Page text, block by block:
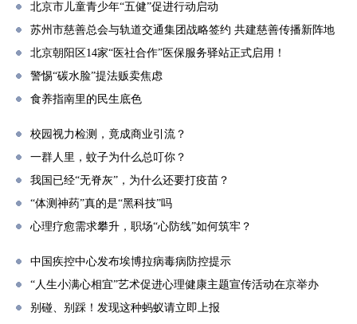
北京市儿童青少年“五健”促进行动启动
苏州市慈善总会与轨道交通集团战略签约 共建慈善传播新阵地
北京朝阳区14家“医社合作”医保服务驿站正式启用！
警惕“碳水脸”提法贩卖焦虑
食养指南里的民生底色
校园视力检测，竟成商业引流？
一群人里，蚊子为什么总叮你？
我国已经“无脊灰”，为什么还要打疫苗？
“体测神药”真的是“黑科技”吗
心理疗愈需求攀升，职场“心防线”如何筑牢？
中国疾控中心发布埃博拉病毒病防控提示
“人生小满心相宜”艺术促进心理健康主题宣传活动在京举办
别碰、别踩！发现这种蚂蚁请立即上报